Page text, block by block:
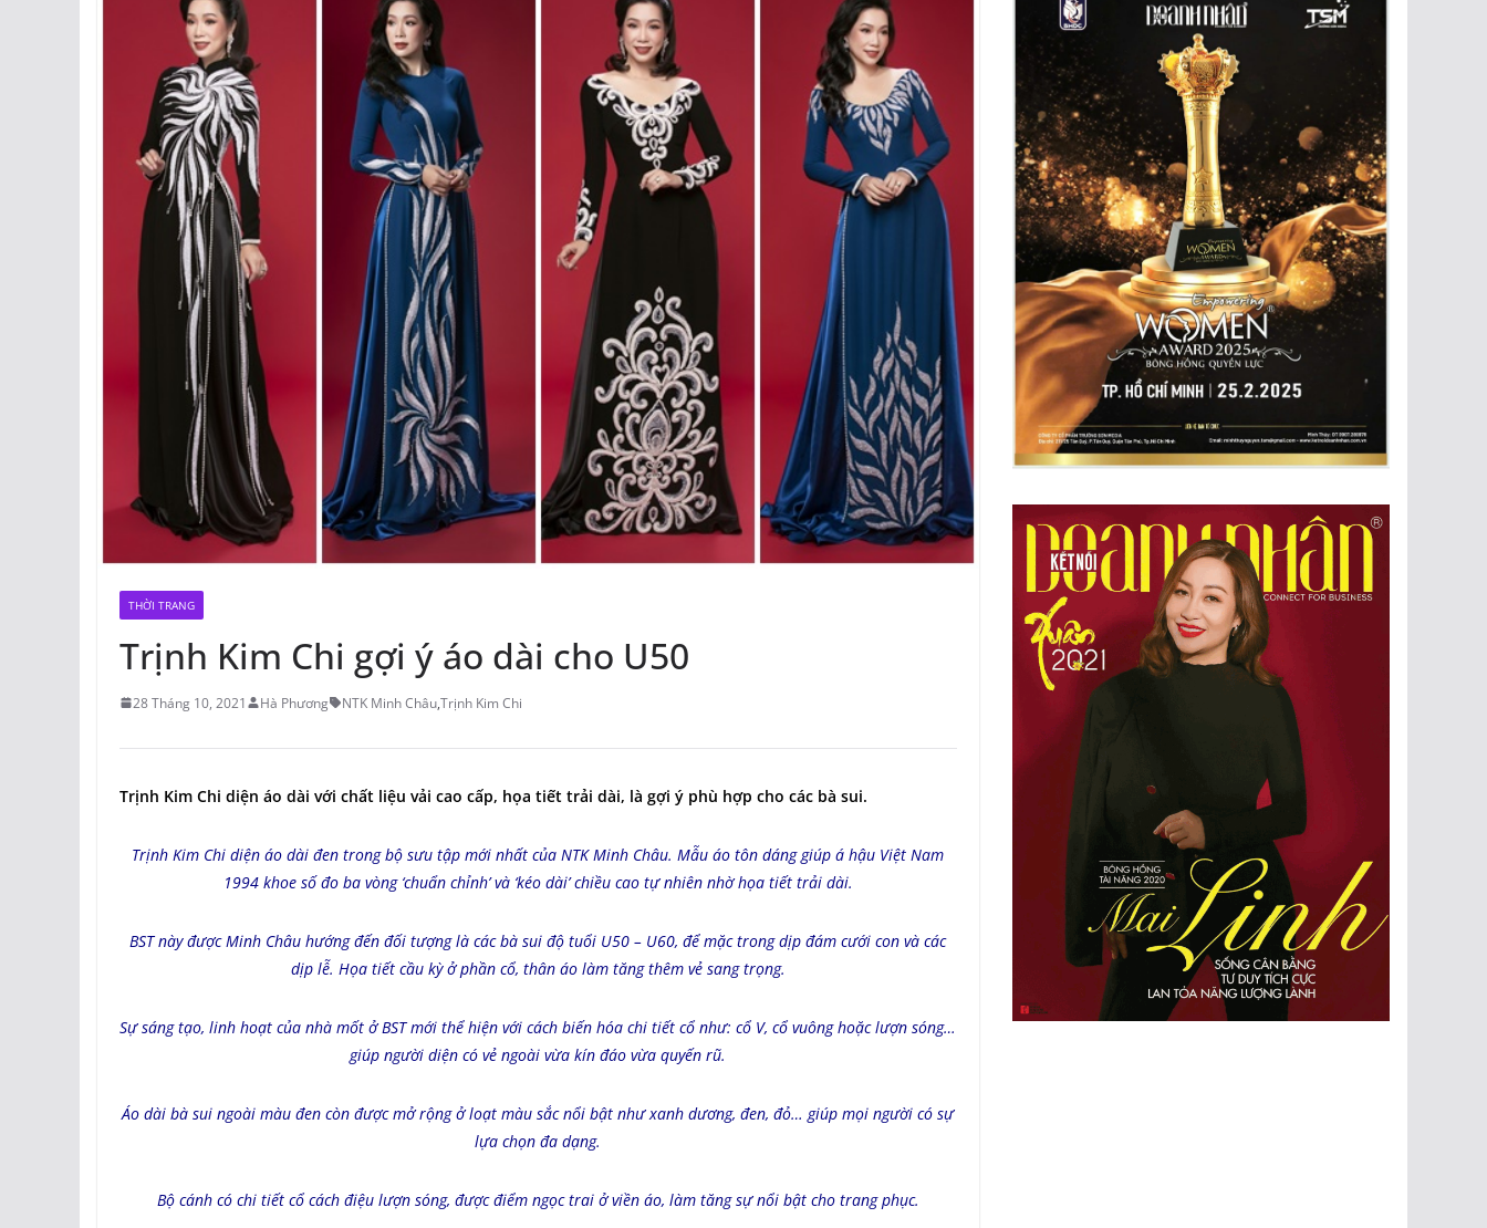
THỜI TRANG
Trịnh Kim Chi gợi ý áo dài cho U50
28 Tháng 10, 2021 Hà Phương NTK Minh Châu,Trịnh Kim Chi
Trịnh Kim Chi diện áo dài với chất liệu vải cao cấp, họa tiết trải dài, là gợi ý phù hợp cho các bà sui.
Trịnh Kim Chi diện áo dài đen trong bộ sưu tập mới nhất của NTK Minh Châu. Mẫu áo tôn dáng giúp á hậu Việt Nam
1994 khoe số đo ba vòng ‘chuẩn chỉnh’ và ‘kéo dài’ chiều cao tự nhiên nhờ họa tiết trải dài.
BST này được Minh Châu hướng đến đối tượng là các bà sui độ tuổi U50 – U60, để mặc trong dịp đám cưới con và các
dịp lễ. Họa tiết cầu kỳ ở phần cổ, thân áo làm tăng thêm vẻ sang trọng.
Sự sáng tạo, linh hoạt của nhà mốt ở BST mới thể hiện với cách biến hóa chi tiết cổ như: cổ V, cổ vuông hoặc lượn sóng…
giúp người diện có vẻ ngoài vừa kín đáo vừa quyến rũ.
Áo dài bà sui ngoài màu đen còn được mở rộng ở loạt màu sắc nổi bật như xanh dương, đen, đỏ… giúp mọi người có sự
lựa chọn đa dạng.
Bộ cánh có chi tiết cổ cách điệu lượn sóng, được điểm ngọc trai ở viền áo, làm tăng sự nổi bật cho trang phục.